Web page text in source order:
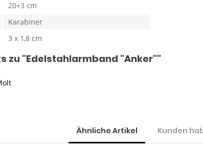
20+3 cm
Karabiner
3 x 1,8 cm
zu "Edelstahlarmband "Anker""
Ähnliche Artikel Kunden